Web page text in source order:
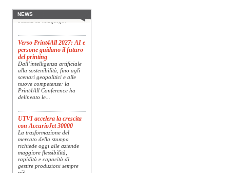
NEWS
una soluzione completa
basata su imaging...
Verso Print4All 2027: AI e
persone guidano il futuro
del printing
Dall’intelligenza artificiale
alla sostenibilità, fino agli
scenari geopolitici e alle
nuove competenze: la
Print4All Conference ha
delineato le...
UTVI accelera la crescita
con AccurioJet 30000
La trasformazione del
mercato della stampa
richiede oggi alle aziende
maggiore flessibilità,
rapidità e capacità di
gestire produzioni sempre
più...